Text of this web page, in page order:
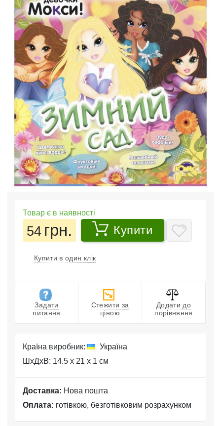
Товар є в наявності
54 грн. Купити
Купити в один клік
Задати
питання
Стежити за
ціною
Додати до
порівняння
Країна виробник:
Україна
ШхДхВ: 14.5 x 21 x 1 см
Доставка: Нова пошта
Оплата: готівкою, безготівковим розрахунком